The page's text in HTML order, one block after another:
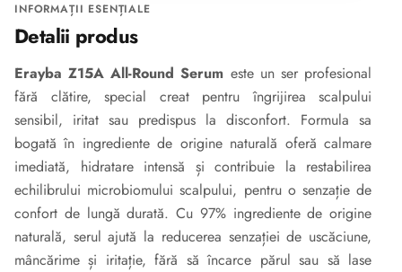
INFORMAȚII ESENȚIALE
Detalii produs
Erayba Z15A All-Round Serum este un ser profesional
fără clătire, special creat pentru îngrijirea scalpului
sensibil, iritat sau predispus la disconfort. Formula sa
bogată în ingrediente de origine naturală oferă calmare
imediată, hidratare intensă și contribuie la restabilirea
echilibrului microbiomului scalpului, pentru o senzație de
confort de lungă durată. Cu 97% ingrediente de origine
naturală, serul ajută la reducerea senzației de uscăciune,
mâncărime și iritație, fără să încarce părul sau să lase